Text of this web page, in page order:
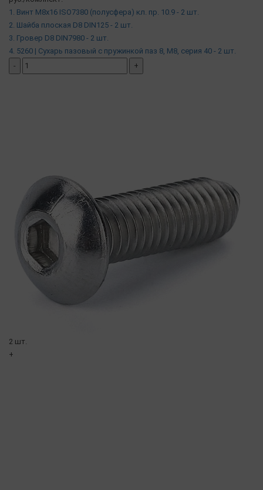
1. Винт М8х16 ISO7380 (полусфера) кл. пр. 10.9 - 2 шт.
2. Шайба плоская D8 DIN125 - 2 шт.
3. Гровер D8 DIN7980 - 2 шт.
4. 5260 | Сухарь пазовый с пружинкой паз 8, М8, серия 40 - 2 шт.
-
+
2 шт.
+